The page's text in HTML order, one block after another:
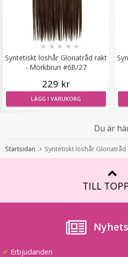
★
Syntetiskt löshår Gloriatråd rakt
- Mörkbrun #6B/27
★ ★ ★ ★ ★
229 kr
LÄGG I VARUKORG
Du är
Startsidan Syntetiskt löshår Gloriatråd
TILL
✔ Erbjudanden